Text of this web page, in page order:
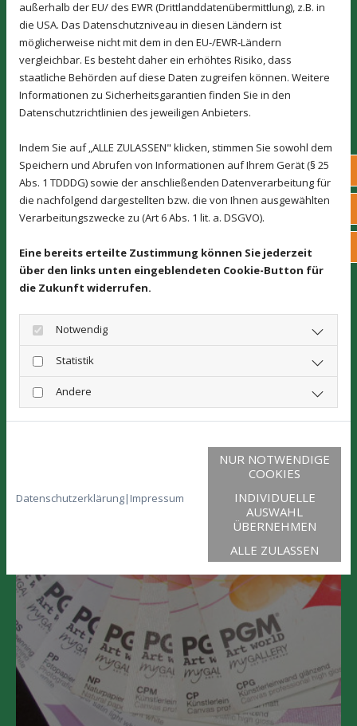
außerhalb der EU/ des EWR (Drittlanddatenübermittlung), z.B. in
die USA. Das Datenschutzniveau in diesen Ländern ist
möglicherweise nicht mit dem in den EU-/EWR-Ländern
vergleichbar. Es besteht daher ein erhöhtes Risiko, dass
staatliche Behörden auf diese Daten zugreifen können. Weitere
Informationen zu Sicherheitsgarantien finden Sie in den
Datenschutzrichtlinien des jeweiligen Anbieters.
Indem Sie auf „ALLE ZULASSEN" klicken, stimmen Sie sowohl dem
Speichern und Abrufen von Informationen auf Ihrem Gerät (§ 25
Abs. 1 TDDDG) sowie der anschließenden Datenverarbeitung für
die nachfolgend dargestellten bzw. die von Ihnen ausgewählten
Verarbeitungszwecke zu (Art 6 Abs. 1 lit. a. DSGVO).
Eine bereits erteilte Zustimmung können Sie jederzeit
über den links unten eingeblendeten Cookie-Button für
die Zukunft widerrufen.
Notwendig
Statistik
Andere
Datenschutzerklärung| Impressum
NUR NOTWENDIGE
COOKIES
INDIVIDUELLE
AUSWAHL
ÜBERNEHMEN
ALLE ZULASSEN